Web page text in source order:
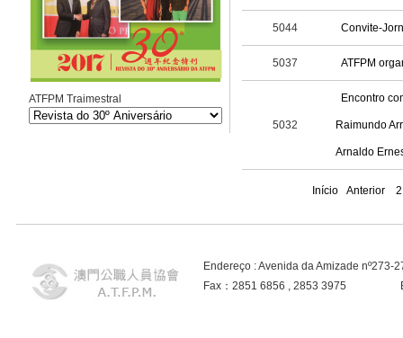
ATFPM Traimestral
5044 Convite-
5037 ATFPM
5032
Encontro
Raimundo
Arnaldo
Início Anterior 2
Endereço : Avenida da Amizade
Fax：2851 6856 , 2853 3975